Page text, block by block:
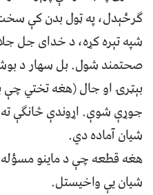
ګرځېدل، په ټول بدن کې
شپه تېره کړه، د خدای جل
صحتمند شول. بل سهار د
بېټرۍ او جال (هغه تختي چې
جوړې شوې. اړوندې څانګې
شيان آماده دي.
هغه قطعه چې د ماينو مسؤله
شیان يې واخيستل.